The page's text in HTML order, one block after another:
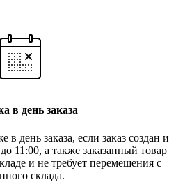
в день заказа
день заказа, если заказ создан и
11:00, а также заказанный товар
и не требует перемещения с
склада.